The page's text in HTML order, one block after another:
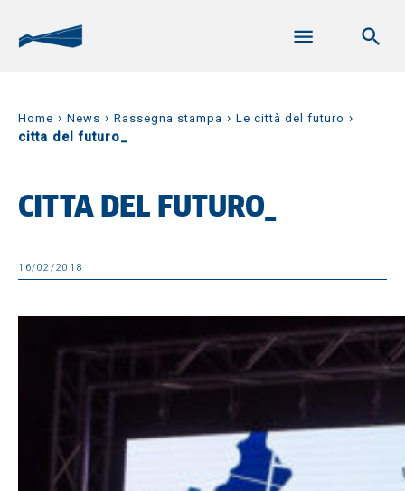
Home › News › Rassegna stampa › Le città del futuro ›
citta del futuro_
CITTA DEL FUTURO_
16/02/2018